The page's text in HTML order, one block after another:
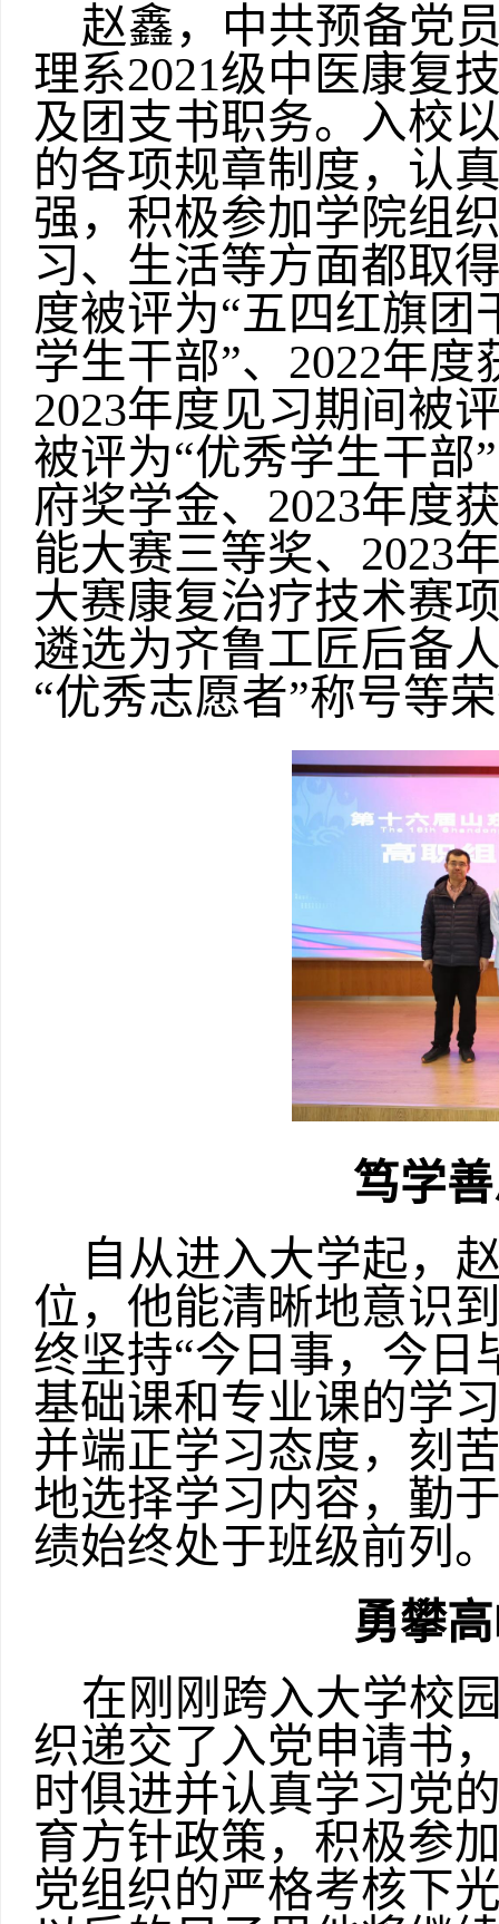
赵鑫，中共预备党
理系2021级中医康复
及团支书职务。入校
的各项规章制度，认
强，积极参加学院组
习、生活等方面都取
度被评为“五四红旗团
学生干部”、2022年
2023年度见习期间被
被评为“优秀学生干部
府奖学金、2023年度
能大赛三等奖、2023
大赛康复治疗技术赛
遴选为齐鲁工匠后备
“优秀志愿者”称号等
笃学
自从进入大学起，
位，他能清晰地意识
终坚持“今日事，今日
基础课和专业课的学
并端正学习态度，刻
地选择学习内容，勤
绩始终处于班级前列
勇攀
在刚刚跨入大学校
织递交了入党申请书
时俱进并认真学习党
育方针政策，积极参
党组织的严格考核下